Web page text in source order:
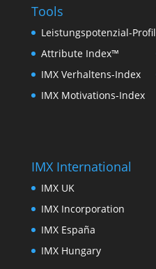
Tools
Leistungspotenzial-Profil
Attribute Index™
IMX Verhaltens-Index
IMX Motivations-Index
IMX International
IMX UK
IMX Incorporation
IMX España
IMX Hungary